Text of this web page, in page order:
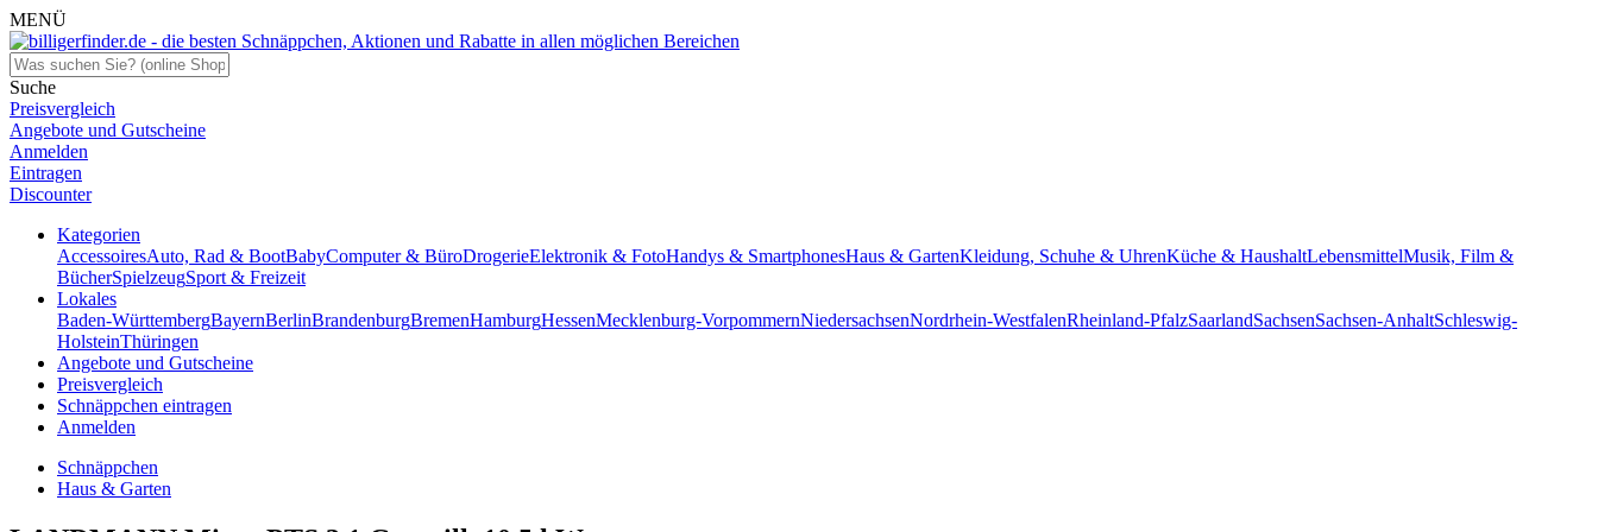
MENÜ
Suche
Preisvergleich
Angebote und Gutscheine
Anmelden
Eintragen
Discounter
Kategorien
AccessoiresAuto, Rad & BootBabyComputer & BüroDrogerieElektronik & FotoHandys & SmartphonesHaus & GartenKleidung, Schuhe & UhrenKüche & HaushaltLebensmittelMusik, Film &
BücherSpielzeugSport & Freizeit
Lokales
Baden-WürttembergBayernBerlinBrandenburgBremenHamburgHessenMecklenburg-VorpommernNiedersachsenNordrhein-WestfalenRheinland-PfalzSaarlandSachsenSachsen-AnhaltSchleswig-
HolsteinThüringen
Angebote und Gutscheine
Preisvergleich
Schnäppchen eintragen
Anmelden
Schnäppchen
Haus & Garten